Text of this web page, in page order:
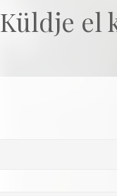
Küldje el